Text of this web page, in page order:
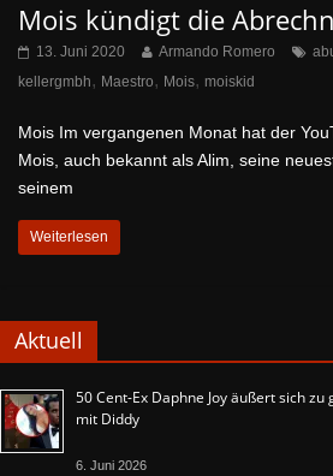
Mois kündigt die
13. Juni 2020 Armando Romero
kellergmbh, Maestro, Mois, moiskid
Mois Im vergangenen Monat hat der
Mois, auch bekannt als Alim, seine
seinem
Weiterlesen
Aktuell
50 Cent-Ex Daphne Joy äußert sich
mit Diddy
6. Juni 2026